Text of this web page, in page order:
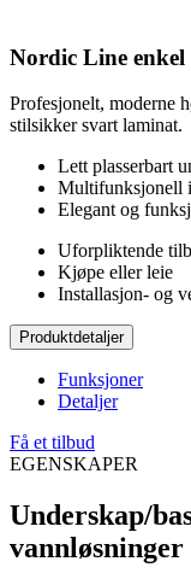
Nordic Line enkel
Profesjonelt, moderne
stilsikker svart laminat.
Lett plasserbart
Multifunksjonell
Elegant og
Uforpliktende
Kjøpe eller leie
Installasjon- og
Produktdetaljer
Funksjoner
Detaljer
Få et tilbud
EGENSKAPER
Underskap/